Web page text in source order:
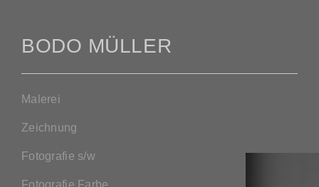
BODO MÜLLER
Malerei
Zeichnung
Fotografie s/w